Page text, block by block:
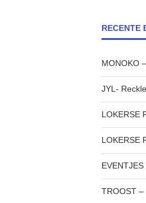
RECENTE
MONOKO
JYL-
LOKERSE
LOKERSE
TROOST –